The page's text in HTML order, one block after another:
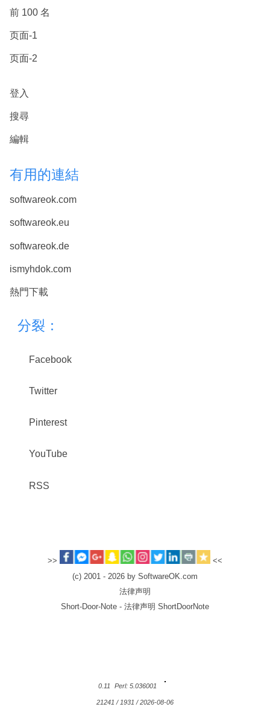
前 100 名
页面-1
页面-2
登入
搜尋
編輯
有用的連結
softwareok.com
softwareok.eu
softwareok.de
ismyhdok.com
熱門下載
分裂：
Facebook
Twitter
Pinterest
YouTube
RSS
>>
<<
(c) 2001 - 2026 by SoftwareOK.com
法律声明
Short-Door-Note - 法律声明 ShortDoorNote
0.11 Perl: 5.036001
21241 / 1931 / 2026-08-06